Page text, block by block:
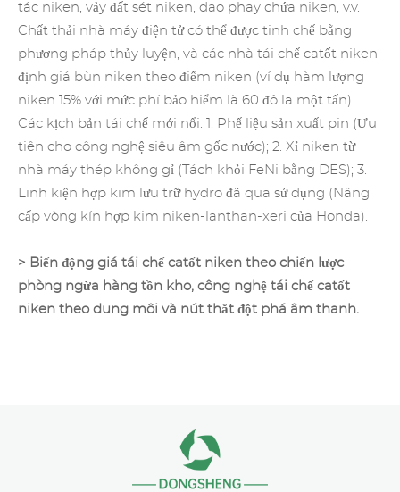
tác niken, vảy đất sét niken, dao phay chứa niken, v.v.
Chất thải nhà máy điện tử có thể được tinh chế bằng
phương pháp thủy luyện, và các nhà tái chế catốt niken
định giá bùn niken theo điểm niken (ví dụ hàm lượng
niken 15% với mức phí bảo hiểm là 60 đô la một tấn).
Các kịch bản tái chế mới nổi: 1. Phế liệu sản xuất pin (Ưu
tiên cho công nghệ siêu âm gốc nước); 2. Xỉ niken từ
nhà máy thép không gỉ (Tách khỏi FeNi bằng DES); 3.
Linh kiện hợp kim lưu trữ hydro đã qua sử dụng (Nâng
cấp vòng kín hợp kim niken-lanthan-xeri của Honda).
> Biến động giá tái chế catốt niken theo chiến lược
phòng ngừa hàng tồn kho, công nghệ tái chế catốt
niken theo dung môi và nút thắt đột phá âm thanh.